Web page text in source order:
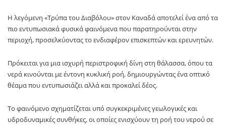
Η λεγόμενη «Τρύπα του Διαβόλου» στον Καναδά αποτελεί ένα από τα
πιο εντυπωσιακά φυσικά φαινόμενα που παρατηρούνται στην
περιοχή, προσελκύοντας το ενδιαφέρον επισκεπτών και ερευνητών.
Πρόκειται για μια ισχυρή περιστροφική δίνη στη θάλασσα, όπου τα
νερά κινούνται με έντονη κυκλική ροή, δημιουργώντας ένα οπτικό
θέαμα που εντυπωσιάζει αλλά και προκαλεί δέος.
Το φαινόμενο σχηματίζεται υπό συγκεκριμένες γεωλογικές και
υδροδυναμικές συνθήκες, οι οποίες ενισχύουν τη ροή του νερού σε